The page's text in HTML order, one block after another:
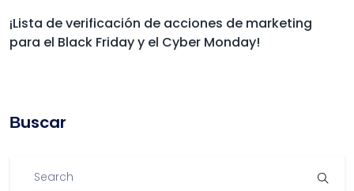
¡Lista de verificación de acciones de marketing
para el Black Friday y el Cyber Monday!
Βuscar